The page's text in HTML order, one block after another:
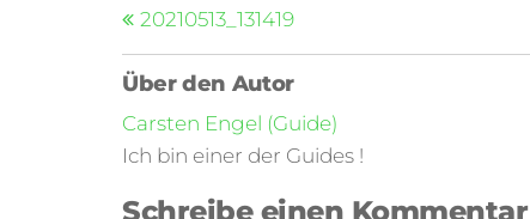
20210513_131419
Über den Autor
Carsten Engel (Guide)
Ich bin einer der Guides !
Schreibe einen Kommentar